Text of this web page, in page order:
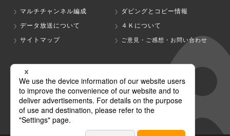
マルチチャンネル編成
ダビングとコピー情報
データ放送について
４Ｋについて
サイトマップ
ご意見・ご感想・お問い合わせ
グループ会社
テレビ朝日 テレ朝チャンネル